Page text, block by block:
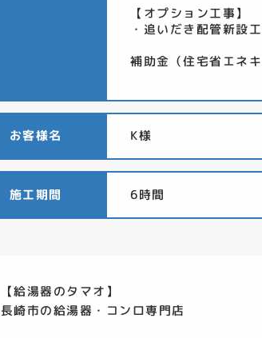
【オプション工事】
・追いだき配管新設
補助金（住宅省エネ
お客様名 K様
施工期間 6時間
【給湯器のタマオ】
長崎市の給湯器・コンロ専門店